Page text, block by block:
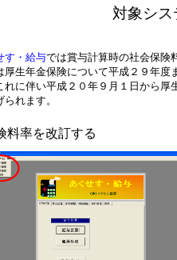
対象シ
す・給与では賞与計算時の社会保険
厚生年金保険について平成２９年度
れに伴い平成２０年９月１日から厚
られます。
料率を改訂する